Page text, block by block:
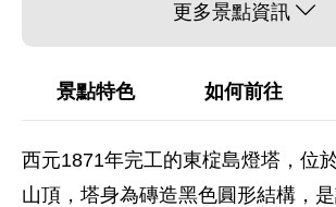
更多景點資訊
景點特色 如何前往
西元1871年完工的東椗島燈塔，位
山頂，塔身為磚造黑色圓形結構，